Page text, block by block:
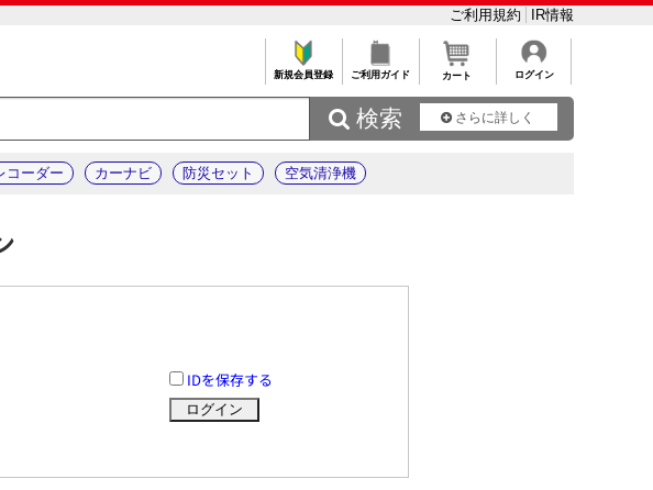
ご利用規約 IR情報
新規会員登録 ご利用ガイド カート ログイン
 検索 さらに詳しく
コーダー カーナビ 防災セット 空気清浄機
IDを保存する